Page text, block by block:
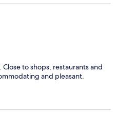
to shops, restaurants and
and pleasant.